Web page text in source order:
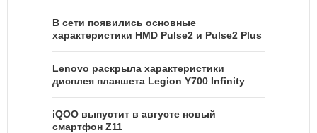
В сети появились основные
характеристики HMD Pulse2 и Pulse2 Plus
Lenovo раскрыла характеристики
дисплея планшета Legion Y700 Infinity
iQOO выпустит в августе новый
смартфон Z11